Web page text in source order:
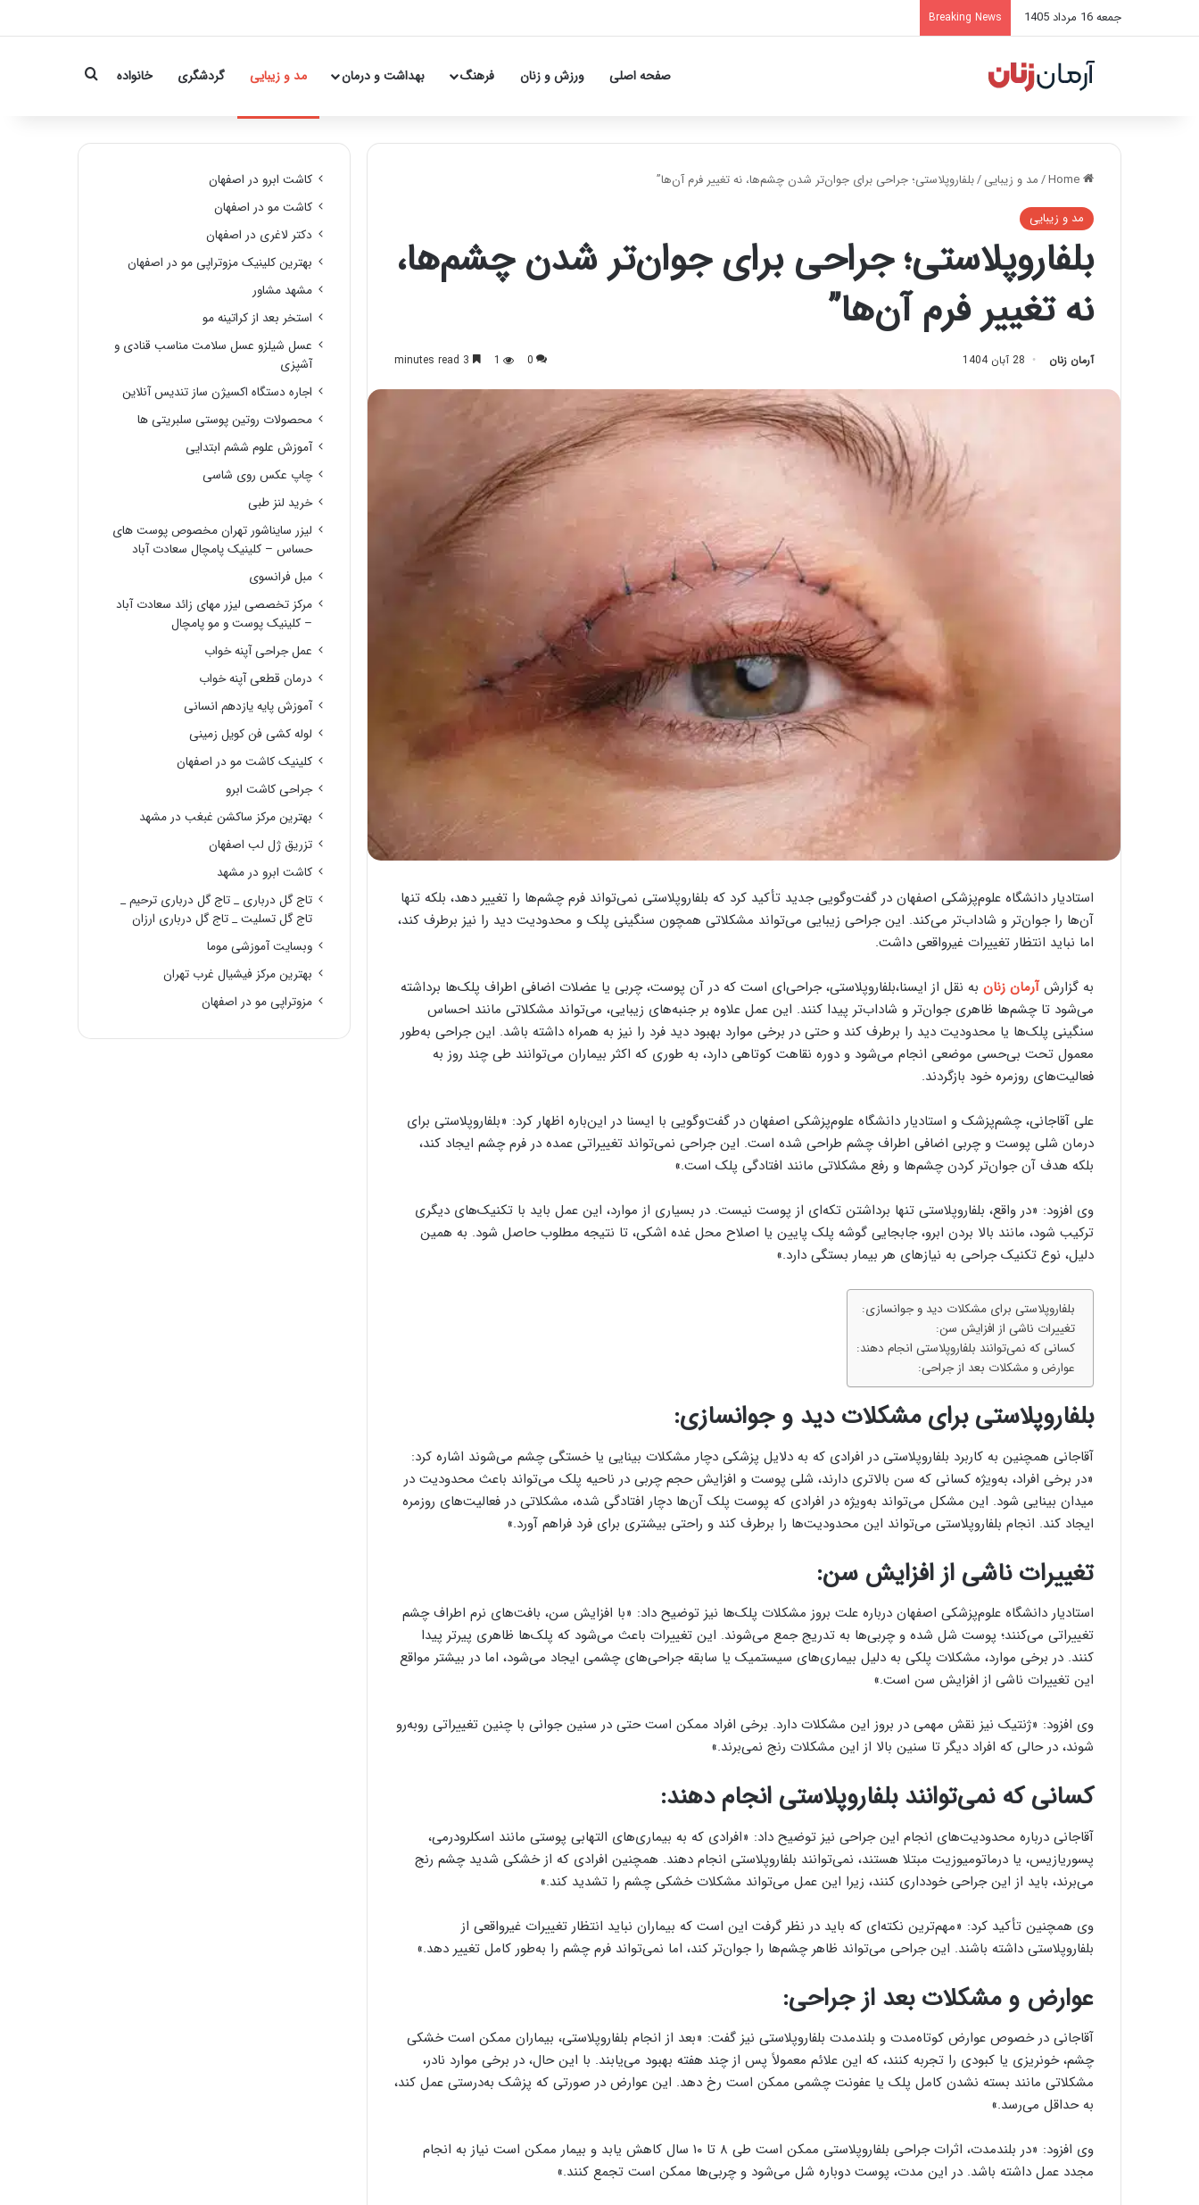
جمعه 16 مرداد 1405 Breaking News
صفحه اصلی ورزش و زنان فرهنگ بهداشت و درمان مد و زیبایی گردشگری خانواده Search for
/مد و زیبایی/بلفاروپلاستی؛ جراحی برای جوان‌تر شدن چشم‌ها، نه تغییر فرم آن‌ها”
مد و زیبایی
بلفاروپلاستی؛ جراحی برای جوان‌تر شدن چشم‌ها،
نه تغییر فرم آن‌ها”
آرمان زنان 28 آبان 1404 0
1
استادیار دانشگاه علوم‌پزشکی اصفهان در گفت‌وگویی جدید تأکید کرد که بلفاروپلاستی نمی‌تواند فرم چشم‌ها را تغییر دهد، بلکه تنها
آن‌ها را جوان‌تر و شاداب‌تر می‌کند. این جراحی زیبایی می‌تواند مشکلاتی همچون سنگینی پلک و محدودیت دید را نیز برطرف کند،
اما نباید انتظار تغییرات غیرواقعی داشت.
به گزارشآرمان زنان به نقل از ایسنا،بلفاروپلاستی، جراحی‌ای است که در آن پوست، چربی یا عضلات اضافی اطراف پلک‌ها برداشته
می‌شود تا چشم‌ها ظاهری جوان‌تر و شاداب‌تر پیدا کنند. این عمل علاوه بر جنبه‌های زیبایی، می‌تواند مشکلاتی مانند احساس
سنگینی پلک‌ها یا محدودیت دید را برطرف کند و حتی در برخی موارد بهبود دید فرد را نیز به همراه داشته باشد. این جراحی به‌طور
معمول تحت بی‌حسی موضعی انجام می‌شود و دوره نقاهت کوتاهی دارد، به طوری که اکثر بیماران می‌توانند طی چند روز به
فعالیت‌های روزمره خود بازگردند.
علی آقاجانی، چشم‌پزشک و استادیار دانشگاه علوم‌پزشکی اصفهان در گفت‌وگویی با ایسنا در این‌باره اظهار کرد: «بلفاروپلاستی برای
درمان شلی پوست و چربی اضافی اطراف چشم طراحی شده است. این جراحی نمی‌تواند تغییراتی عمده در فرم چشم ایجاد کند،
بلکه هدف آن جوان‌تر کردن چشم‌ها و رفع مشکلاتی مانند افتادگی پلک است.»
وی افزود: «در واقع، بلفاروپلاستی تنها برداشتن تکه‌ای از پوست نیست. در بسیاری از موارد، این عمل باید با تکنیک‌های دیگری
ترکیب شود، مانند بالا بردن ابرو، جابجایی گوشه پلک پایین یا اصلاح محل غده اشکی، تا نتیجه مطلوب حاصل شود. به همین
دلیل، نوع تکنیک جراحی به نیازهای هر بیمار بستگی دارد.»
بلفاروپلاستی برای مشکلات دید و جوانسازی:
تغییرات ناشی از افزایش سن:
کسانی که نمی‌توانند بلفاروپلاستی انجام دهند:
عوارض و مشکلات بعد از جراحی:
بلفاروپلاستی برای مشکلات دید و جوانسازی:
آقاجانی همچنین به کاربرد بلفاروپلاستی در افرادی که به دلایل پزشکی دچار مشکلات بینایی یا خستگی چشم می‌شوند اشاره کرد:
«در برخی افراد، به‌ویژه کسانی که سن بالاتری دارند، شلی پوست و افزایش حجم چربی در ناحیه پلک می‌تواند باعث محدودیت در
میدان بینایی شود. این مشکل می‌تواند به‌ویژه در افرادی که پوست پلک آن‌ها دچار افتادگی شده، مشکلاتی در فعالیت‌های روزمره
ایجاد کند. انجام بلفاروپلاستی می‌تواند این محدودیت‌ها را برطرف کند و راحتی بیشتری برای فرد فراهم آورد.»
تغییرات ناشی از افزایش سن:
استادیار دانشگاه علوم‌پزشکی اصفهان درباره علت بروز مشکلات پلک‌ها نیز توضیح داد: «با افزایش سن، بافت‌های نرم اطراف چشم
تغییراتی می‌کنند؛ پوست شل شده و چربی‌ها به تدریج جمع می‌شوند. این تغییرات باعث می‌شود که پلک‌ها ظاهری پیرتر پیدا
کنند. در برخی موارد، مشکلات پلکی به دلیل بیماری‌های سیستمیک یا سابقه جراحی‌های چشمی ایجاد می‌شود، اما در بیشتر مواقع
این تغییرات ناشی از افزایش سن است.»
وی افزود: «ژنتیک نیز نقش مهمی در بروز این مشکلات دارد. برخی افراد ممکن است حتی در سنین جوانی با چنین تغییراتی روبه‌رو
شوند، در حالی که افراد دیگر تا سنین بالا از این مشکلات رنج نمی‌برند.»
کسانی که نمی‌توانند بلفاروپلاستی انجام دهند:
آقاجانی درباره محدودیت‌های انجام این جراحی نیز توضیح داد: «افرادی که به بیماری‌های التهابی پوستی مانند اسکلرودرمی،
پسوریازیس، یا درماتومیوزیت مبتلا هستند، نمی‌توانند بلفاروپلاستی انجام دهند. همچنین افرادی که از خشکی شدید چشم رنج
می‌برند، باید از این جراحی خودداری کنند، زیرا این عمل می‌تواند مشکلات خشکی چشم را تشدید کند.»
وی همچنین تأکید کرد: «مهم‌ترین نکته‌ای که باید در نظر گرفت این است که بیماران نباید انتظار تغییرات غیرواقعی از
بلفاروپلاستی داشته باشند. این جراحی می‌تواند ظاهر چشم‌ها را جوان‌تر کند، اما نمی‌تواند فرم چشم را به‌طور کامل تغییر دهد.»
عوارض و مشکلات بعد از جراحی:
آقاجانی در خصوص عوارض کوتاه‌مدت و بلندمدت بلفاروپلاستی نیز گفت: «بعد از انجام بلفاروپلاستی، بیماران ممکن است خشکی
چشم، خونریزی یا کبودی را تجربه کنند، که این علائم معمولاً پس از چند هفته بهبود می‌یابند. با این حال، در برخی موارد نادر،
مشکلاتی مانند بسته نشدن کامل پلک یا عفونت چشمی ممکن است رخ دهد. این عوارض در صورتی که پزشک به‌درستی عمل کند،
به حداقل می‌رسد.»
وی افزود: «در بلندمدت، اثرات جراحی بلفاروپلاستی ممکن است طی ۸ تا ۱۰ سال کاهش یابد و بیمار ممکن است نیاز به انجام
مجدد عمل داشته باشد. در این مدت، پوست دوباره شل می‌شود و چربی‌ها ممکن است تجمع کنند.»
کاشت ابرو در اصفهان
کاشت مو در اصفهان
دکتر لاغری در اصفهان
بهترین کلینیک مزوتراپی مو در اصفهان
مشهد مشاور
استخر بعد از کراتینه مو
عسل شیلزو عسل سلامت مناسب قنادی و
آشپزی
اجاره دستگاه اکسیژن ساز تندیس آنلاین
محصولات روتین پوستی سلبریتی ها
آموزش علوم ششم ابتدایی
چاپ عکس روی شاسی
خرید لنز طبی
لیزر سایناشور تهران مخصوص پوست های
حساس – کلینیک پامچال سعادت آباد
مبل فرانسوی
مرکز تخصصی لیزر مهای زائد سعادت آباد
– کلینیک پوست و مو پامچال
عمل جراحی آپنه خواب
درمان قطعی آپنه خواب
آموزش پایه یازدهم انسانی
لوله کشی فن کویل زمینی
کلینیک کاشت مو در اصفهان
جراحی کاشت ابرو
بهترین مرکز ساکشن غبغب در مشهد
تزریق ژل لب اصفهان
کاشت ابرو در مشهد
تاج گل درباری _ تاج گل درباری ترحیم _
تاج گل تسلیت _ تاج گل درباری ارزان
وبسایت آموزشی موما
بهترین مرکز فیشیال غرب تهران
مزوتراپی مو در اصفهان